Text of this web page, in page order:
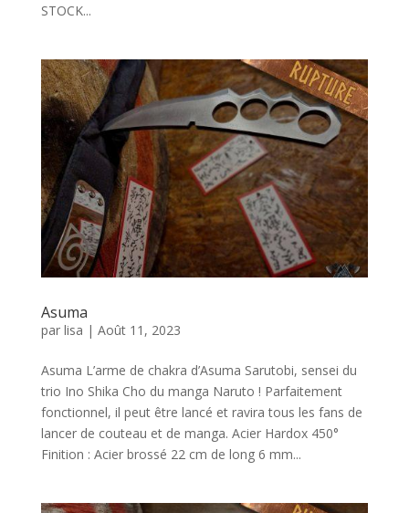
STOCK...
Asuma
par lisa | Août 11, 2023
Asuma L’arme de chakra d’Asuma Sarutobi, sensei du
trio Ino Shika Cho du manga Naruto ! Parfaitement
fonctionnel, il peut être lancé et ravira tous les fans de
lancer de couteau et de manga. Acier Hardox 450°
Finition : Acier brossé 22 cm de long 6 mm...